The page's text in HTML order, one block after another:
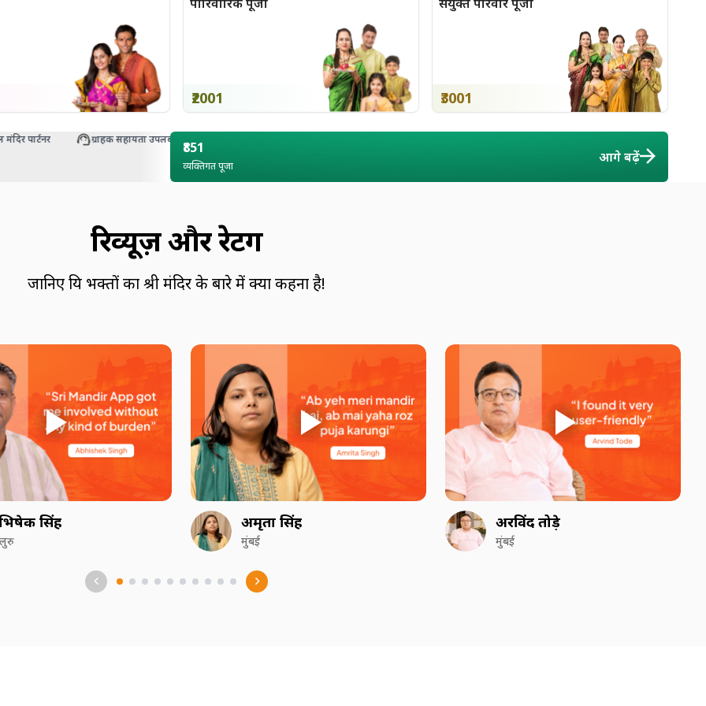
₹2001 ₹3001
पार्टनर ग्राहक सहायता उपलब्ध ₹851
व्यक्तिगत पूजा
आगे बढ़ें
रिव्यूज़ और रेटिंग
जानिए प्रिय भक्तों का श्री मंदिर के बारे में क्या कहना है!
सिंह अमृता सिंह
मुंबई
अरविंद तोड़े
मुंबई